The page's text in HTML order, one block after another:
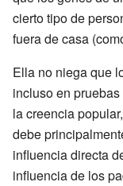
cierto tipo de
fuera de casa
Ella no niega que
incluso en
la creencia
debe
influencia directa
influencia de los